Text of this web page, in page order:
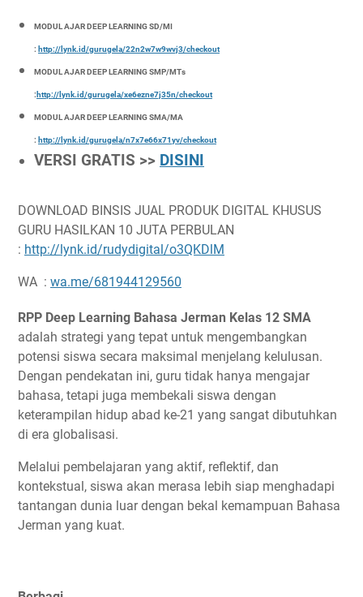
MODUL AJAR DEEP LEARNING SD/MI
: http://lynk.id/gurugela/22n2w7w9wvj3/checkout
MODUL AJAR DEEP LEARNING SMP/MTs
: http://lynk.id/gurugela/xe6ezne7j35n/checkout
MODUL AJAR DEEP LEARNING SMA/MA
: http://lynk.id/gurugela/n7x7e66x71yv/checkout
VERSI GRATIS >> DISINI
DOWNLOAD BINSIS JUAL PRODUK DIGITAL KHUSUS
GURU HASILKAN 10 JUTA PERBULAN
: http://lynk.id/rudydigital/o3QKDlM
WA : wa.me/681944129560
RPP Deep Learning Bahasa Jerman Kelas 12 SMA
adalah strategi yang tepat untuk mengembangkan
potensi siswa secara maksimal menjelang kelulusan.
Dengan pendekatan ini, guru tidak hanya mengajar
bahasa, tetapi juga membekali siswa dengan
keterampilan hidup abad ke-21 yang sangat dibutuhkan
di era globalisasi.
Melalui pembelajaran yang aktif, reflektif, dan
kontekstual, siswa akan merasa lebih siap menghadapi
tantangan dunia luar dengan bekal kemampuan Bahasa
Jerman yang kuat.